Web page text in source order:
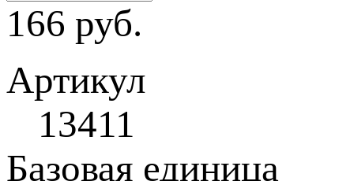
166 руб.
Артикул
13411
Базовая единица